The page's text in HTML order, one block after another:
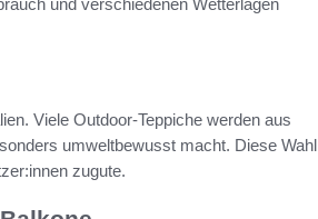
und verschiedenen Wetterlagen
Viele Outdoor-Teppiche werden aus
umweltbewusst macht. Diese Wahl
zugute.